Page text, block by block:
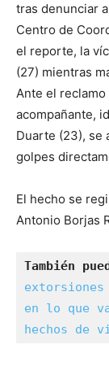
tras denunciar
Centro de
el reporte, la
(27) mientras
Ante el
acompañante,
Duarte (23), se
golpes
El hecho se
Antonio Borjas
También
en lo que
hechos de